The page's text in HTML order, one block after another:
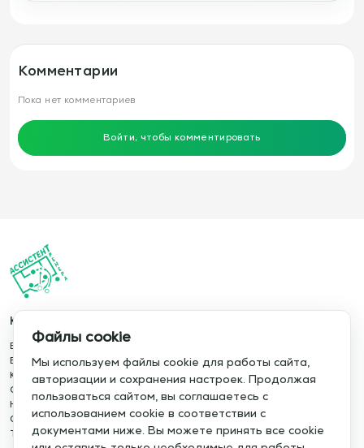
Комментарии
Пока нет комментариев
Войти, чтобы комментировать
Каталог
База упражнений
База тренировок
Книги
Статьи
Новости
Обучение сервису
Тактический менеджер
Отзывы
Сотрудничество
Политика конфиденциальности
Политика cookie
Правила использования
Публичная оферта
Файлы cookie
Мы используем файлы cookie для работы сайта,
авторизации и сохранения настроек. Продолжая
пользоваться сайтом, вы соглашаетесь с
использованием cookie в соответствии с
документами ниже. Вы можете принять все cookie